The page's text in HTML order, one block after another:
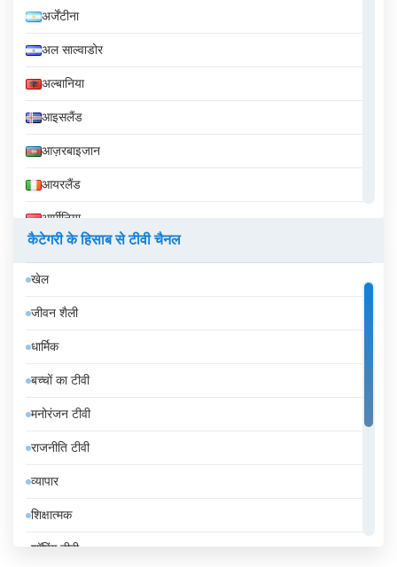
अर्जेंटीना
अल साल्वाडोर
अल्बानिया
आइसलैंड
आज़रबाइजान
आयरलैंड
आर्मीनिया
इज़राइल
इटली
इंडोनेशिया
इथियोपिया
इराक
ईरान
उज़्बेकिस्तान
उरुग्वे
कैटेगरी के हिसाब से टीवी चैनल
खेल
जीवन शैली
धार्मिक
बच्चों का टीवी
मनोरंजन टीवी
राजनीति टीवी
व्यापार
शिक्षात्मक
शॉपिंग टीवी